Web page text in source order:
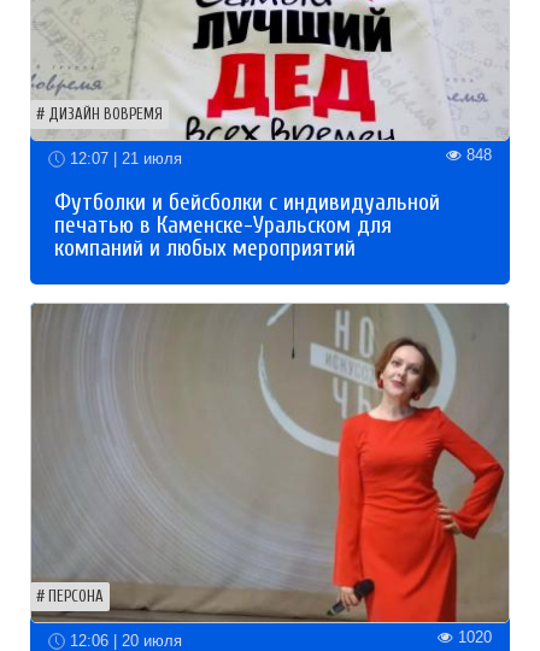
ДИЗАЙН ВОВРЕМЯ
12:07 | 21 июля 848
Футболки и бейсболки с индивидуальной
печатью в Каменске-Уральском для
компаний и любых мероприятий
ПЕРСОНА
12:06 | 20 июля 1020